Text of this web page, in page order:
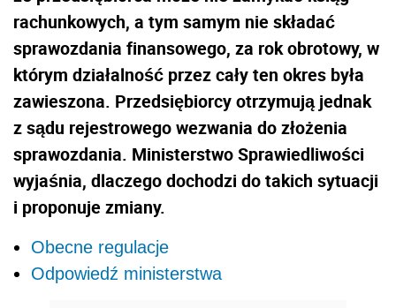
rachunkowych, a tym samym nie składać
sprawozdania finansowego, za rok obrotowy, w
którym działalność przez cały ten okres była
zawieszona. Przedsiębiorcy otrzymują jednak
z sądu rejestrowego wezwania do złożenia
sprawozdania. Ministerstwo Sprawiedliwości
wyjaśnia, dlaczego dochodzi do takich sytuacji
i proponuje zmiany.
Obecne regulacje
Odpowiedź ministerstwa